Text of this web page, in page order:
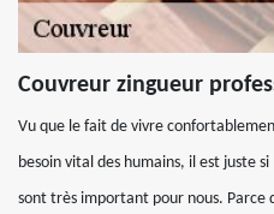
Couvreur zingueur
Vu que le fait de vivre
besoin vital des humains, il est juste
sont très important pour nous. Parce